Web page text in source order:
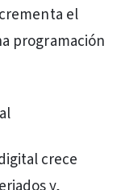
el
programación
crece